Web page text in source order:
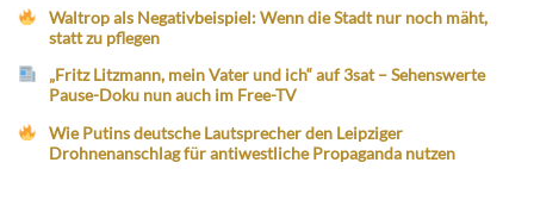
Waltrop als Negativbeispiel: Wenn die Stadt nur noch mäht,
statt zu pflegen
„Fritz Litzmann, mein Vater und ich“ auf 3sat – Sehenswerte
Pause-Doku nun auch im Free-TV
Wie Putins deutsche Lautsprecher den Leipziger
Drohnenanschlag für antiwestliche Propaganda nutzen